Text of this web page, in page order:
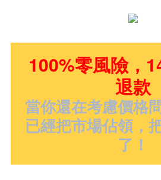
100%零風險，
退款
當你還在考慮價格
已經把市場佔領，
了！